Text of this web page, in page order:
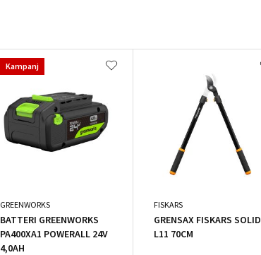
Kampanj
GREENWORKS
BATTERI GREENWORKS
PA400XA1 POWERALL 24V
4,0AH
FISKARS
GRENSAX FISKARS SOLID
L11 70CM